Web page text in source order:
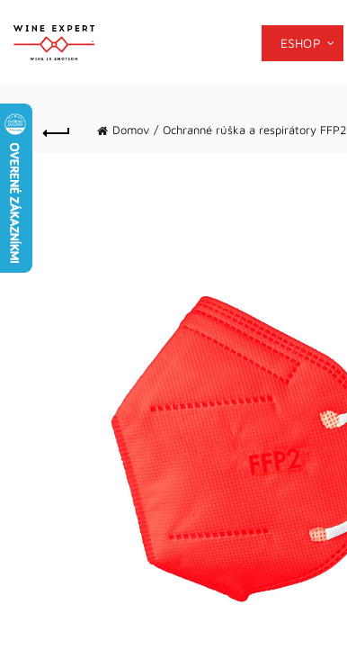
ESHOP
Domov Ochranné rúška a respirátory FFP2